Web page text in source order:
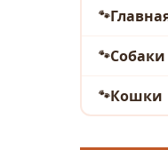
Собаки
Кошки